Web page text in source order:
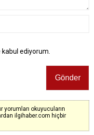
ediyorum.
yorumları okuyucuların
ilgihaber.com hiçbir